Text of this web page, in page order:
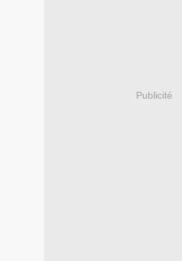
Publicité